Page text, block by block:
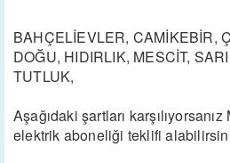
BAHÇELİEVLER, CAMİKEBİR,
DOĞU, HIDIRLIK, MESCİT,
TUTLUK,
Aşağıdaki şartları
elektrik aboneliği teklifi